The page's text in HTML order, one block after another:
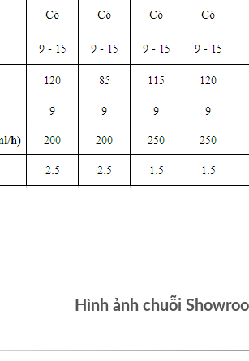
Hình ảnh chuỗi